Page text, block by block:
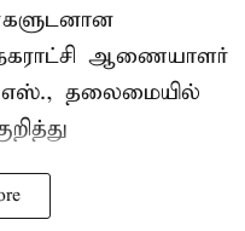
ஆணையாளர்
தலைமையில்